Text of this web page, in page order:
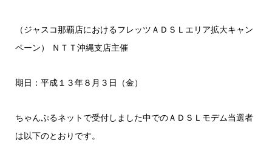
（ジャスコ那覇店におけるフレッツＡＤＳＬエリア拡大キャン
ペーン） ＮＴＴ沖縄支店主催
期日：平成１３年８月３日（金）
ちゃんぷるネットで受付しました中でのＡＤＳＬモデム当選者
は以下のとおりです。